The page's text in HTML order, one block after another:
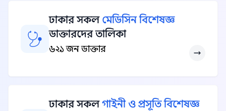
ঢাকার সকল মেডিসিন বিশেষজ্ঞ
ডাক্তারদের তালিকা
৬২১ জন ডাক্তার
ঢাকার সকলগাইনী ও প্রসূতি বিশেষজ্ঞ